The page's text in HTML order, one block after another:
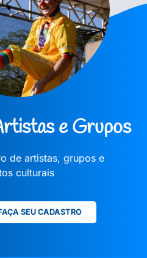
e Grupos
de artistas, grupos e
culturais
SEU CADASTRO